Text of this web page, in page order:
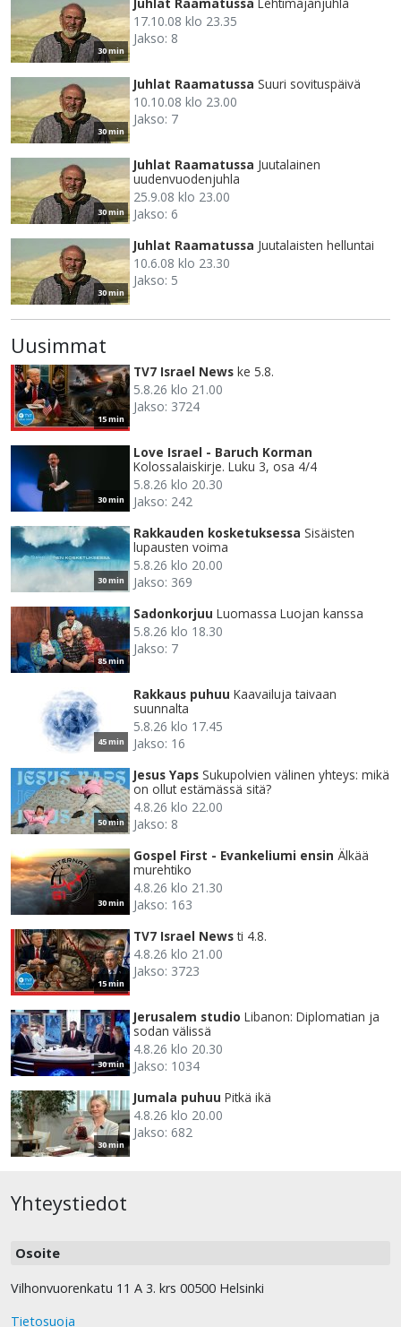
30 min
17.10.08 klo 23.35
Jakso: 8
30 min
Juhlat Raamatussa Suuri sovituspäivä
10.10.08 klo 23.00
Jakso: 7
30 min
Juhlat Raamatussa Juutalainen
uudenvuodenjuhla
25.9.08 klo 23.00
Jakso: 6
30 min
Juhlat Raamatussa Juutalaisten helluntai
10.6.08 klo 23.30
Jakso: 5
Uusimmat
15 min
TV7 Israel News ke 5.8.
5.8.26 klo 21.00
Jakso: 3724
30 min
Love Israel - Baruch Korman
Kolossalaiskirje. Luku 3, osa 4/4
5.8.26 klo 20.30
Jakso: 242
30 min
Rakkauden kosketuksessa Sisäisten
lupausten voima
5.8.26 klo 20.00
Jakso: 369
85 min
Sadonkorjuu Luomassa Luojan kanssa
5.8.26 klo 18.30
Jakso: 7
45 min
Rakkaus puhuu Kaavailuja taivaan
suunnalta
5.8.26 klo 17.45
Jakso: 16
50 min
Jesus Yaps Sukupolvien välinen yhteys: mikä
on ollut estämässä sitä?
4.8.26 klo 22.00
Jakso: 8
30 min
Gospel First - Evankeliumi ensin Älkää
murehtiko
4.8.26 klo 21.30
Jakso: 163
15 min
TV7 Israel News ti 4.8.
4.8.26 klo 21.00
Jakso: 3723
30 min
Jerusalem studio Libanon: Diplomatian ja
sodan välissä
4.8.26 klo 20.30
Jakso: 1034
30 min
Jumala puhuu Pitkä ikä
4.8.26 klo 20.00
Jakso: 682
Yhteystiedot
Osoite
Vilhonvuorenkatu 11 A 3. krs 00500 Helsinki
Tietosuoja